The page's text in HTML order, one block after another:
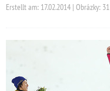
Erstellt am: 17.02.2014 | Obrázky: 31